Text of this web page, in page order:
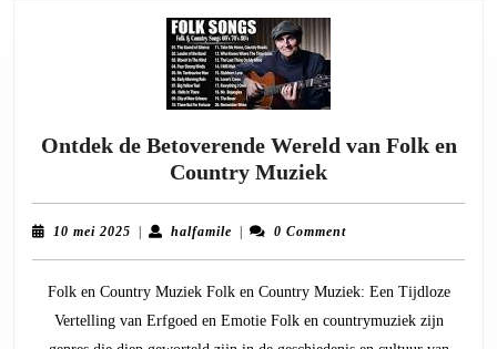
Ontdek de Betoverende Wereld van Folk en
Country MuziekOntdek
de
Betoverende
Folk
en
10 mei 2025 10| halfamilehalfamile
| 0 Comment
Folk en Country Muziek Folk en Country Muziek: Een Tijdloze
Vertelling van Erfgoed en Emotie Folk en countrymuziek zijn